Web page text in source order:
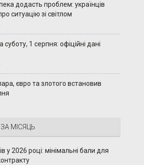
додасть проблем: українців
ситуацію зі світлом
1 серпня: офіційні дані
євро та злотого встановив
МІСЯЦЬ
у 2026 році: мінімальні бали для